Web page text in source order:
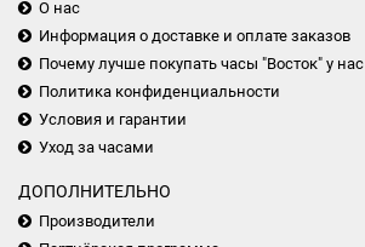
О нас
Информация о доставке и оплате заказов
Почему лучше покупать часы "Восток" у нас
Политика конфиденциальности
Условия и гарантии
Уход за часами
ДОПОЛНИТЕЛЬНО
Производители